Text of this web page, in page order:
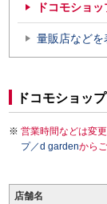
ドコモショ
量販店などを
ドコモショップ
営業時間などは変
プ／d gardenから
店舗名